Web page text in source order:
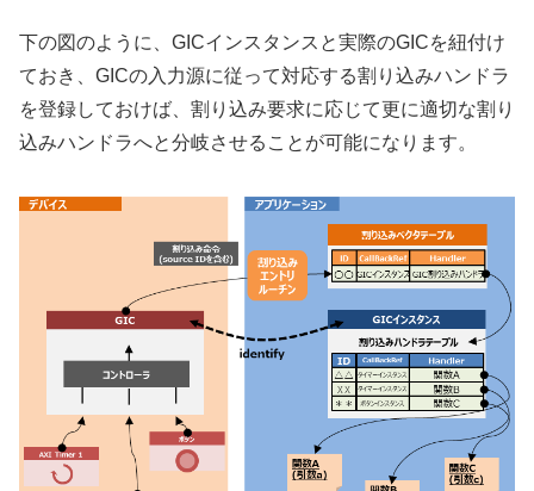
下の図のように、GICインスタンスと実際のGICを紐付け
ておき、GICの入力源に従って対応する割り込みハンドラ
を登録しておけば、割り込み要求に応じて更に適切な割り
込みハンドラへと分岐させることが可能になります。